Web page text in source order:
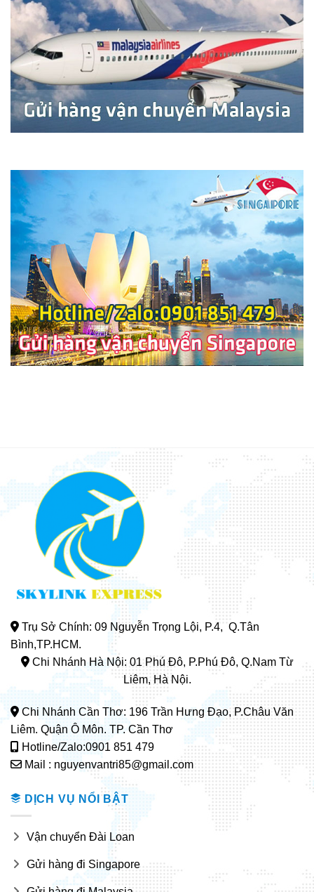
Trụ Sở Chính: 09 Nguyễn Trọng Lội, P.4, Q.Tân
Bình,TP.HCM.
Chi Nhánh Hà Nội: 01 Phú Đô, P.Phú Đô, Q.Nam Từ
Liêm, Hà Nội.
Chi Nhánh Cần Thơ: 196 Trần Hưng Đạo, P.Châu Văn
Liêm. Quận Ô Môn. TP. Cần Thơ
Hotline/Zalo:0901 851 479
Mail : nguyenvantri85@gmail.com
DỊCH VỤ NỔI BẬT
Vận chuyển Đài Loan
Gửi hàng đi Singapore